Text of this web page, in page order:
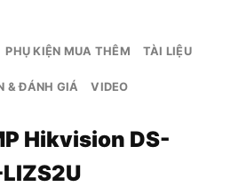
PHỤ KIỆN MUA THÊM TÀI LIỆU
& ĐÁNH GIÁ VIDEO
Hikvision DS-